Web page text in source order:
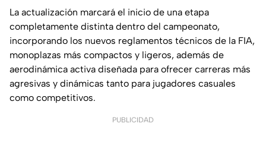
La actualización marcará el inicio de una etapa
completamente distinta dentro del campeonato,
incorporando los nuevos reglamentos técnicos de la FIA,
monoplazas más compactos y ligeros, además de
aerodinámica activa diseñada para ofrecer carreras más
agresivas y dinámicas tanto para jugadores casuales
como competitivos.
PUBLICIDAD